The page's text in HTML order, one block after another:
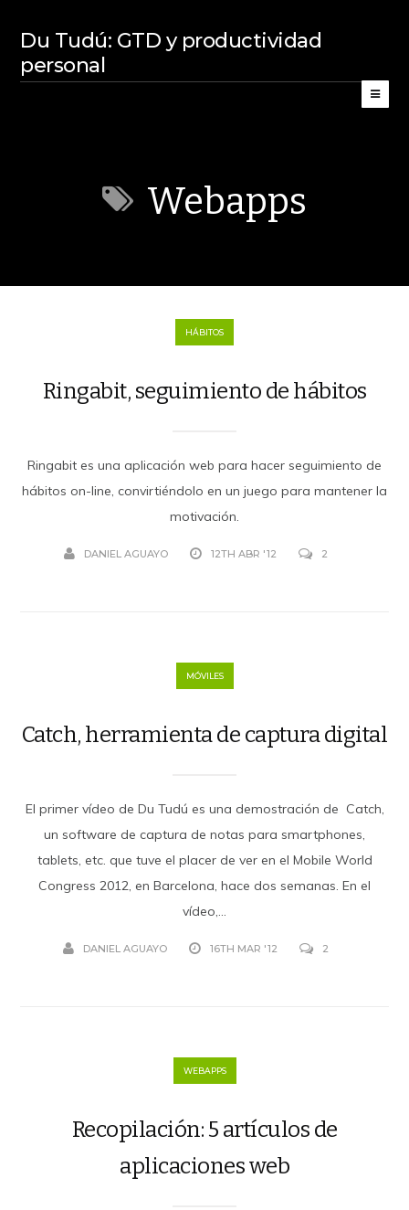
Du Tudú: GTD y productividad
personal
Webapps
HÁBITOS
Ringabit, seguimiento de hábitos
Ringabit es una aplicación web para hacer seguimiento de
hábitos on-line, convirtiéndolo en un juego para mantener la
motivación.
DANIEL AGUAYO 12TH ABR '12 2
MÓVILES
Catch, herramienta de captura digital
El primer vídeo de Du Tudú es una demostración de Catch,
un software de captura de notas para smartphones,
tablets, etc. que tuve el placer de ver en el Mobile World
Congress 2012, en Barcelona, hace dos semanas. En el
vídeo,...
DANIEL AGUAYO 16TH MAR '12 2
WEBAPPS
Recopilación: 5 artículos de
aplicaciones web